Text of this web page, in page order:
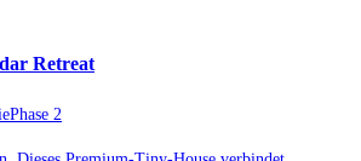
Retreat
Phase 2